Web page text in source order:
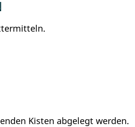
Kisten abgelegt werden.